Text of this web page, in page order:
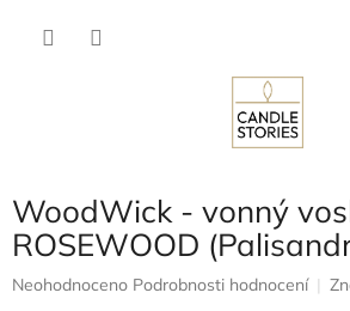
WoodWick - vonný
ROSEWOOD
Průměrné
Neohodnoceno Podrobnosti hodnocení